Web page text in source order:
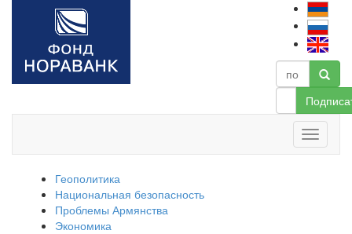
Геополитика
Национальная безопасность
Проблемы Армянства
Экономика